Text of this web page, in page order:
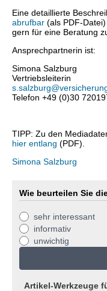
Eine detaillierte
abrufbar (als PDF-
gern für eine Beratung
Ansprechpartnerin ist:
Simona Salzburg
Vertriebsleiterin
Telefon +49 (0)30
TIPP: Zu den
hier entlang (PDF).
Simona Salzburg
Wie beurteilen Sie
sehr interessant
informativ
unwichtig
Artikel-Werkzeuge